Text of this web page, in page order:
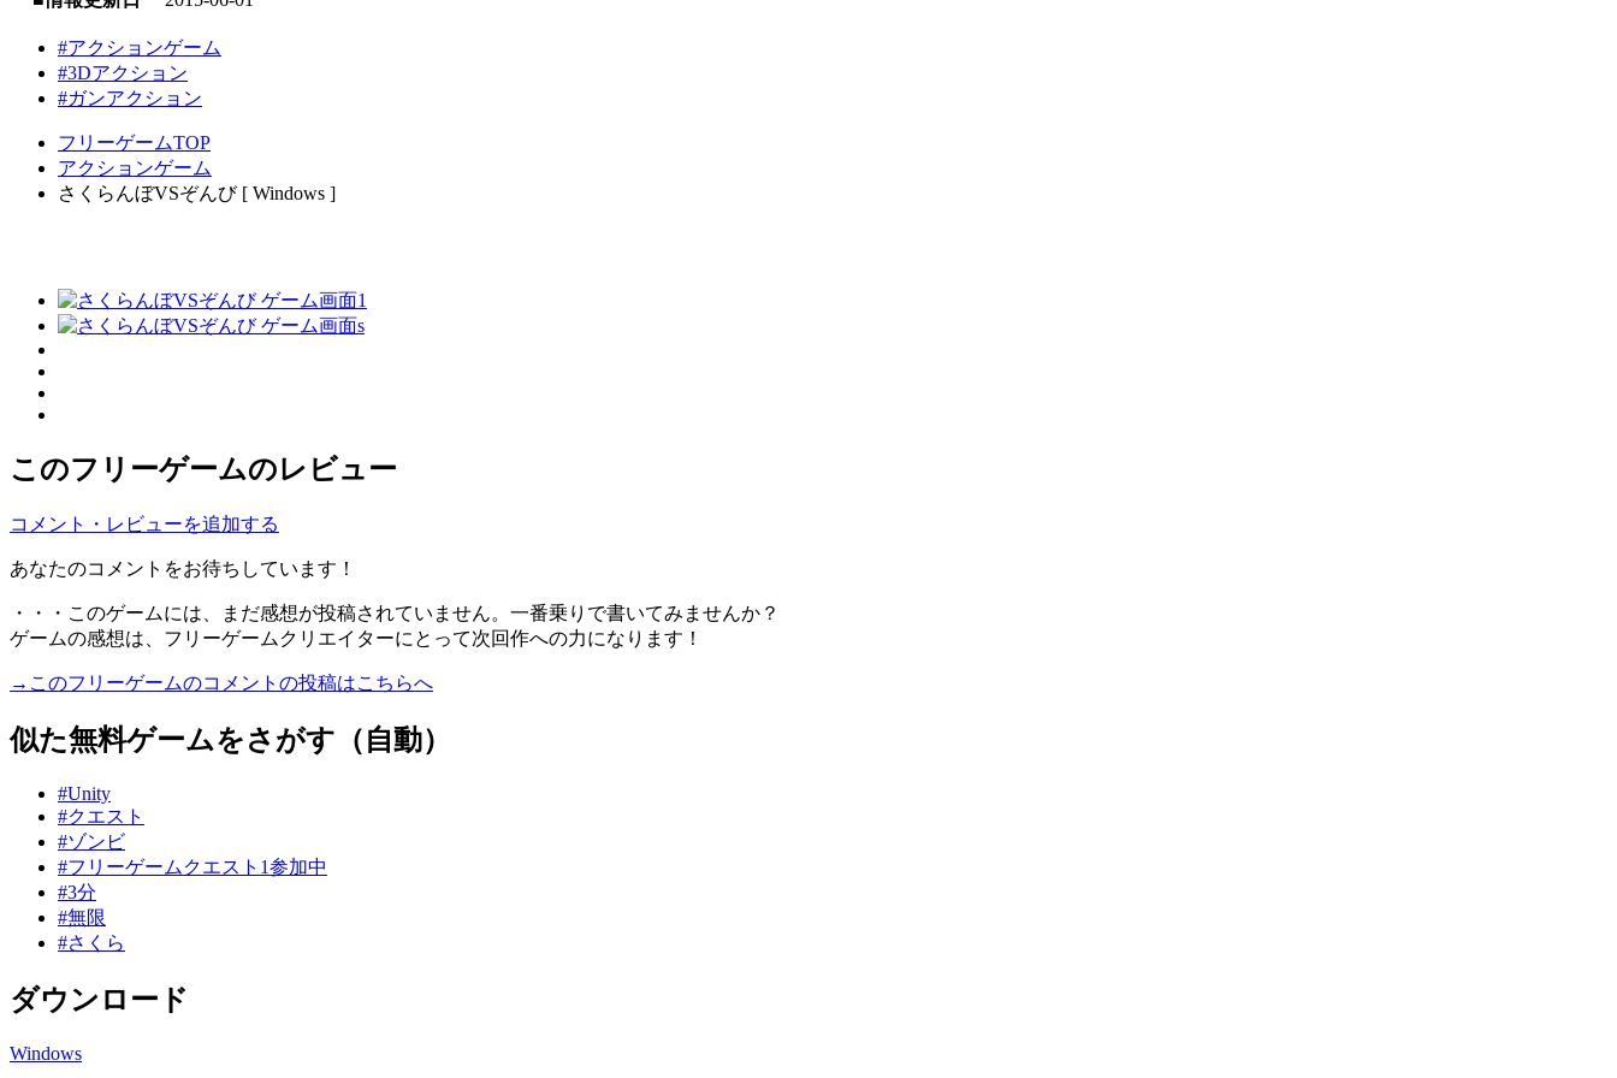
#アクションゲーム
#3Dアクション
#ガンアクション
フリーゲームTOP
アクションゲーム
さくらんぼVSぞんび [ Windows ]
このフリーゲームのレビュー
コメント・レビューを追加する
あなたのコメントをお待ちしています！
・・・このゲームには、まだ感想が投稿されていません。一番乗りで書いてみませんか？
ゲームの感想は、フリーゲームクリエイターにとって次回作への力になります！
→このフリーゲームのコメントの投稿はこちらへ
似た無料ゲームをさがす（自動）
#Unity
#クエスト
#ゾンビ
#フリーゲームクエスト1参加中
#3分
#無限
#さくら
ダウンロード
Windows